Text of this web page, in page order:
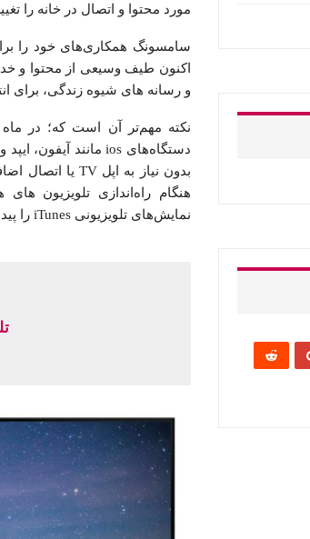
مورد محتوا و اتصال در خانه را
و رسانه‌ های شیوه زندگی، برای
نکته مهم‌تر آن است که؛ در
هنگام راه‌اندازی تلویزیون
نمایش‌های تلویزیونی iTunes را پیدا می‌کنند.